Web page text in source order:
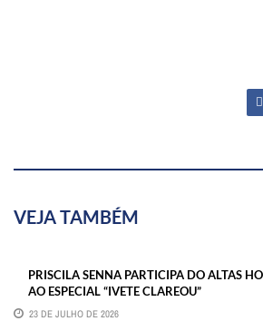
VEJA TAMBÉM
PRISCILA SENNA PARTICIPA DO ALTAS
AO ESPECIAL “IVETE CLAREOU”
23 DE JULHO DE 2026